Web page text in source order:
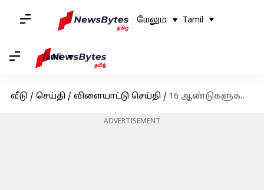
மேலும் Tamil
Tamil
வீடு / செய்தி / விளையாட்டு செய்தி / 16 ஆண்டுகளுக்கு பிறகு சென்னையில் மீண்டும் சர்வதேச ஹாக்கி போட்டி
ADVERTISEMENT